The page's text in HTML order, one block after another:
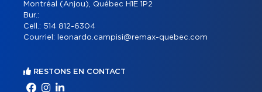
Montréal (Anjou), Québec H1E 1P2
Bur.:
Cell.: 514 812-6304
Courriel:
leonardo.campisi@remax-quebec.com
RESTONS EN CONTACT